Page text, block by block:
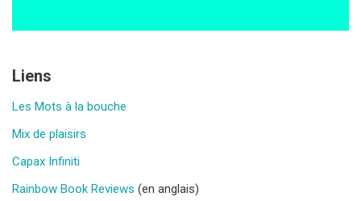
Liens
Les Mots à la bouche
Mix de plaisirs
Capax Infiniti
Rainbow Book Reviews (en anglais)